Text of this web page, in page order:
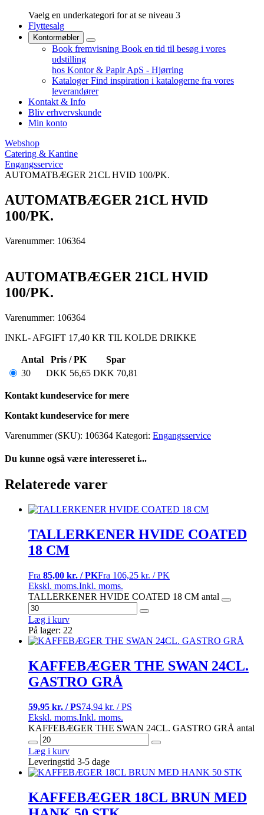
Vaelg en underkategori for at se niveau 3
Flyttesalg
Kontormøbler
Book fremvisning Book en tid til besøg i vores
udstilling
hos Kontor & Papir ApS - Hjørring
Kataloger Find inspiration i katalogerne fra vores
leverandører
Kontakt & Info
Bliv erhvervskunde
Min konto
Webshop
Catering & Kantine
Engangsservice
AUTOMATBÆGER 21CL HVID 100/PK.
AUTOMATBÆGER 21CL HVID
100/PK.
Varenummer: 106364
AUTOMATBÆGER 21CL HVID
100/PK.
Varenummer: 106364
INKL- AFGIFT 17,40 KR TIL KOLDE DRIKKE
Antal Pris / PK
Spar
30
DKK 56,65 DKK 70,81
Kontakt kundeservice for mere
Kontakt kundeservice for mere
Varenummer (SKU): 106364 Kategori: Engangsservice
Du kunne også være interesseret i...
Relaterede varer
TALLERKENER HVIDE COATED
18 CM
Fra 85,00 kr. / PKFra 106,25 kr. / PK
Ekskl. moms.Inkl. moms.
TALLERKENER HVIDE COATED 18 CM antal
Læg i kurv
På lager: 22
KAFFEBÆGER THE SWAN 24CL.
GASTRO GRÅ
59,95 kr. / PS74,94 kr. / PS
Ekskl. moms.Inkl. moms.
KAFFEBÆGER THE SWAN 24CL. GASTRO GRÅ antal
Læg i kurv
Leveringstid 3-5 dage
KAFFEBÆGER 18CL BRUN MED